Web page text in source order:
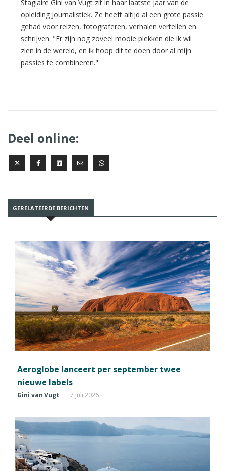
Stagiaire Gini van Vugt zit in haar laatste jaar van de
opleiding Journalistiek. Ze heeft altijd al een grote passie
gehad voor reizen, fotograferen, verhalen vertellen en
schrijven. "Er zijn nog zoveel mooie plekken die ik wil
zien in de wereld, en ik hoop dit te doen door al mijn
passies te combineren."
Deel online:
GERELATEERDE BERICHTEN
Aeroglobe lanceert per september twee
nieuwe labels
Gini van Vugt 7 juli 2026